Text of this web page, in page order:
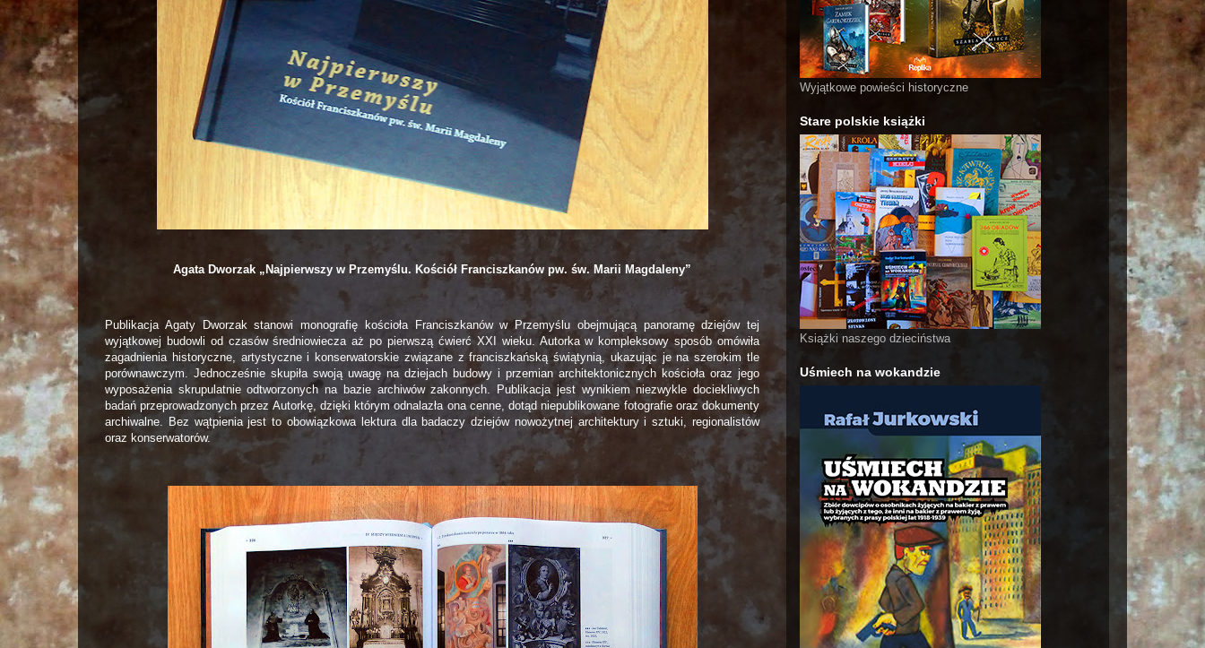
Agata Dworzak „Najpierwszy w Przemyślu. Kościół Franciszkanów pw. św. Marii Magdaleny”
Publikacja Agaty Dworzak stanowi monografię kościoła Franciszkanów w Przemyślu obejmującą panoramę dziejów tej
wyjątkowej budowli od czasów średniowiecza aż po pierwszą ćwierć XXI wieku. Autorka w kompleksowy sposób omówiła
zagadnienia historyczne, artystyczne i konserwatorskie związane z franciszkańską świątynią, ukazując je na szerokim tle
porównawczym. Jednocześnie skupiła swoją uwagę na dziejach budowy i przemian architektonicznych kościoła oraz jego
wyposażenia skrupulatnie odtworzonych na bazie archiwów zakonnych. Publikacja jest wynikiem niezwykle dociekliwych
badań przeprowadzonych przez Autorkę, dzięki którym odnalazła ona cenne, dotąd niepublikowane fotografie oraz dokumenty
archiwalne. Bez wątpienia jest to obowiązkowa lektura dla badaczy dziejów nowożytnej architektury i sztuki, regionalistów
oraz konserwatorów.
Wyjątkowe powieści historyczne
Stare polskie książki
Książki naszego dzieciństwa
Uśmiech na wokandzie